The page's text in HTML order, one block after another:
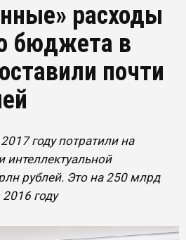
расходы
бюджета в
почти
году потратили на
интеллектуальной
рублей. Это на 250 млрд
году